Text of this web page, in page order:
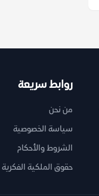
روابط سريعة
من نحن
سياسة الخصوصية
الشروط والأحكام
حقوق الملكية الفكرية